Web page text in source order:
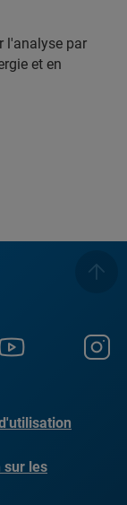
l'analyse par
et en
sur les